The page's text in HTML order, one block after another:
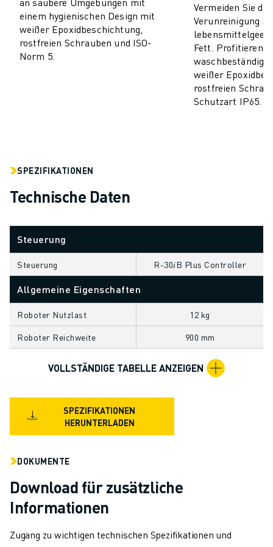
CNC-SCHLEIFEN
CNC-FRÄSEN
CNC-DREHEN
HOCHGESCHWINDIGKEITSBOHREN UND -GEWINDESCHNEIDEN
VISION INSPEKTION
FALLBEISPIELE
KUNDENBETREUUNG
FANUC PLANS
FIELD & WARTUNG
ERSATZTEILE
WIEDERAUFBEREITUNG
DIGITALE SERVICE TOOLS
E-STORE
DOWNLOAD CENTER » MYFANUC
BRANCHEN-LÖSUNGEN
LÖSUNGEN FÜR DIE AUSBILDUNG
BILDUNGSVERANSTALTUNGEN
NEWS & MEDIA
EVENTS
ÜBER FANUC
einem hygienischen Design mit
weißer Epoxidbeschichtung,
rostfreien Schrauben und ISO-
Norm 5.
Vermeiden Sie
Verunreinigung
Fett. Profitieren
weißer
rostfreien
Schutzart IP65.
SPEZIFIKATIONEN
Technische Daten
Steuerung
Steuerung R-30𝑖B Plus Controller
Allgemeine Eigenschaften
Roboter Nutzlast 12 kg
Roboter Reichweite 900 mm
VOLLSTÄNDIGE TABELLE ANZEIGEN
SPEZIFIKATIONEN
HERUNTERLADEN
DOKUMENTE
Download für zusätzliche
Informationen
Zugang zu wichtigen technischen Spezifikationen und